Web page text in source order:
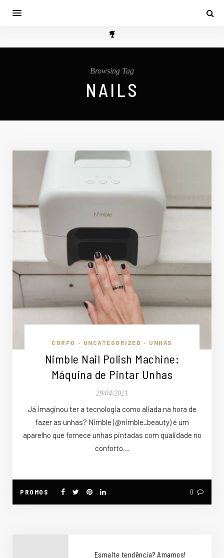
Browsing Tag
NAILS
CORPO • UNCATEGORIZED • UNHAS
Nimble Nail Polish Machine:
Máquina de Pintar Unhas
29/04/2021
Já imaginou ter a tecnologia como aliada na hora de
fazer as unhas? Nimble (@nimble_beauty) é um
aparelho que fornece unhas pintadas com qualidade no
conforto…
PROMOS 0
Esmalte tendência? Amamos!